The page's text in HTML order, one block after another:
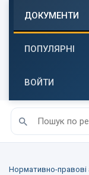
ДОКУМЕНТИ
ПОПУЛЯРНІ
ВОЙТИ
Нормативно-правові